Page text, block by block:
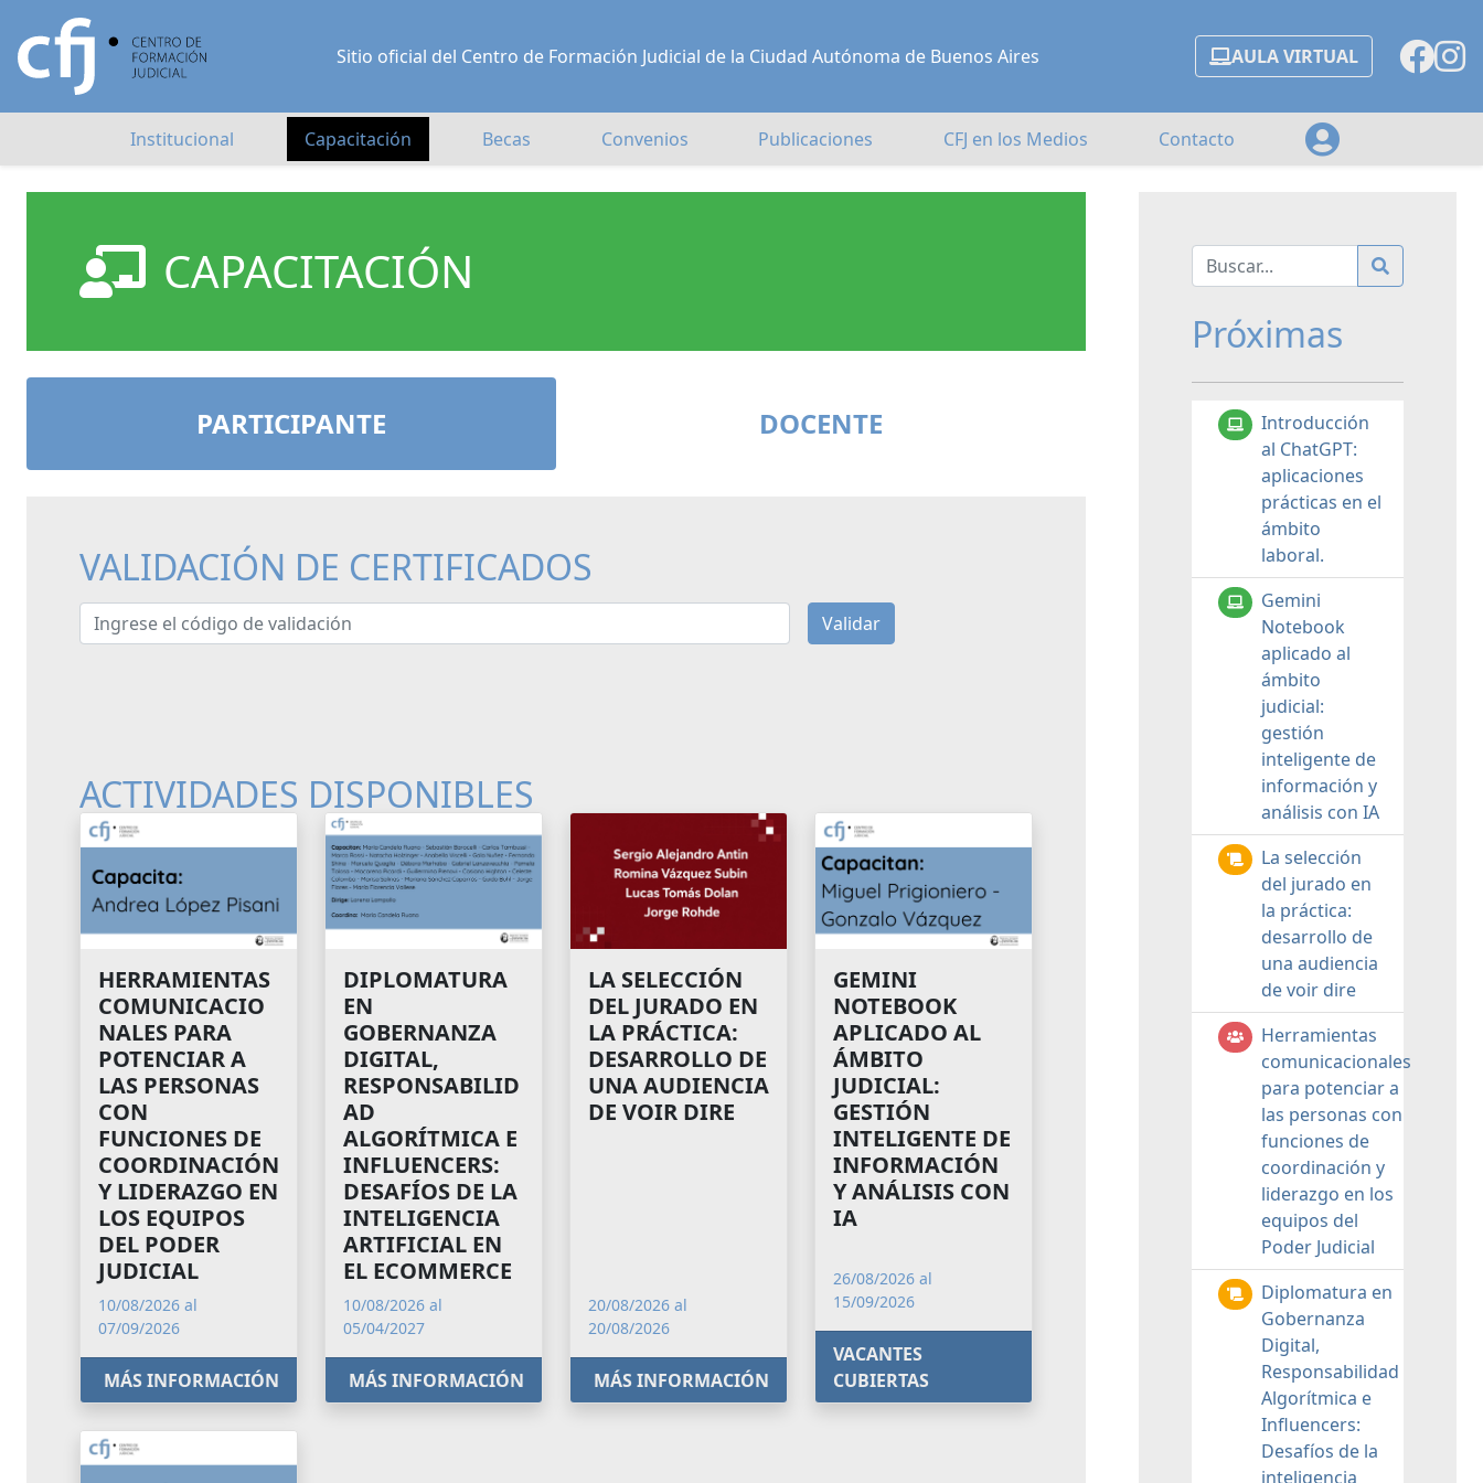
Sitio oficial del Centro de Formación Judicial de la Ciudad Autónoma de Buenos Aires AULA VIRTUAL
Institucional Capacitación Becas Convenios Publicaciones CFJ en los Medios Contacto
CAPACITACIÓN
PARTICIPANTE DOCENTE
VALIDACIÓN DE CERTIFICADOS
Ingrese el código de validación Validar
ACTIVIDADES DISPONIBLES
HERRAMIENTAS
COMUNICACIO
NALES PARA
POTENCIAR A
LAS PERSONAS
CON
FUNCIONES DE
COORDINACIÓN
Y LIDERAZGO EN
LOS EQUIPOS
DEL PODER
JUDICIAL
10/08/2026 al
07/09/2026
MÁS INFORMACIÓN
DIPLOMATURA
EN
GOBERNANZA
DIGITAL,
RESPONSABILID
AD
ALGORÍTMICA E
INFLUENCERS:
DESAFÍOS DE LA
INTELIGENCIA
ARTIFICIAL EN
EL ECOMMERCE
10/08/2026 al
05/04/2027
MÁS INFORMACIÓN
LA SELECCIÓN
DEL JURADO EN
LA PRÁCTICA:
DESARROLLO DE
UNA AUDIENCIA
DE VOIR DIRE
20/08/2026 al
20/08/2026
MÁS INFORMACIÓN
GEMINI
NOTEBOOK
APLICADO AL
ÁMBITO
JUDICIAL:
GESTIÓN
INTELIGENTE DE
INFORMACIÓN
Y ANÁLISIS CON
IA
26/08/2026 al
15/09/2026
VACANTES
CUBIERTAS
Próximas
Introducción
al ChatGPT:
aplicaciones
prácticas en el
ámbito
laboral.
Gemini
Notebook
aplicado al
ámbito
judicial:
gestión
inteligente de
información y
análisis con IA
La selección
del jurado en
la práctica:
desarrollo de
una audiencia
de voir dire
Herramientas
comunicacionales
para potenciar a
las personas con
funciones de
coordinación y
liderazgo en los
equipos del
Poder Judicial
Diplomatura en
Gobernanza
Digital,
Responsabilidad
Algorítmica e
Influencers:
Desafíos de la
inteligencia